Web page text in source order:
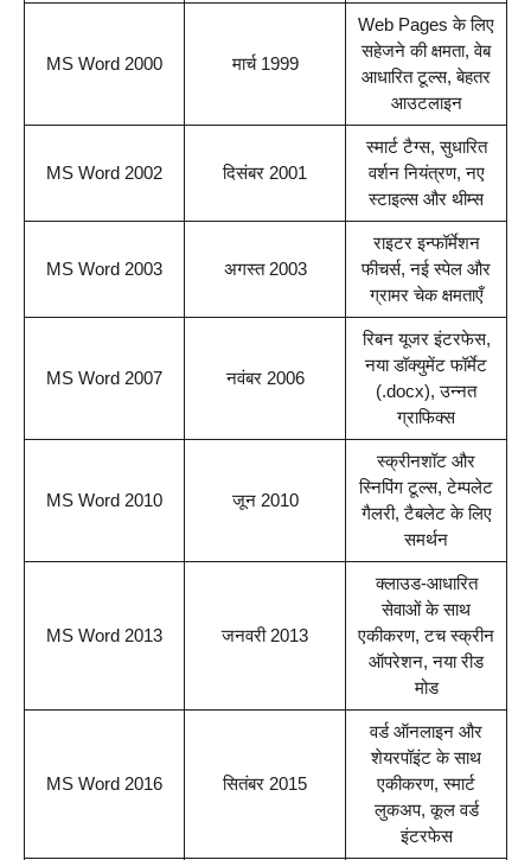
MS Word 2000 मार्च 1999
Web Pages के लिए
सहेजने की क्षमता, वेब
आधारित टूल्स, बेहतर
आउटलाइन
MS Word 2002 दिसंबर 2001
स्मार्ट टैग्स, सुधारित
वर्शन नियंत्रण, नए
स्टाइल्स और थीम्स
MS Word 2003 अगस्त 2003
राइटर इन्फॉर्मेशन
फीचर्स, नई स्पेल और
ग्रामर चेक क्षमताएँ
MS Word 2007 नवंबर 2006
रिबन यूजर इंटरफेस,
नया डॉक्युमेंट फॉर्मेट
(.docx), उन्नत
ग्राफिक्स
MS Word 2010 जून 2010
स्क्रीनशॉट और
स्निपिंग टूल्स, टेम्पलेट
गैलरी, टैबलेट के लिए
समर्थन
MS Word 2013 जनवरी 2013
क्लाउड-आधारित
सेवाओं के साथ
एकीकरण, टच स्क्रीन
ऑपरेशन, नया रीड
मोड
MS Word 2016 सितंबर 2015
वर्ड ऑनलाइन और
शेयरपॉइंट के साथ
एकीकरण, स्मार्ट
लुकअप, कूल वर्ड
इंटरफेस